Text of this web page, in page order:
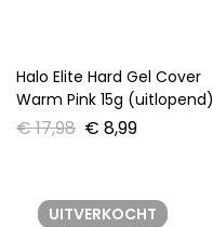
Halo Elite Hard Gel Cover
Warm Pink 15g (uitlopend)
€17,98 € 8,99
UITVERKOCHT